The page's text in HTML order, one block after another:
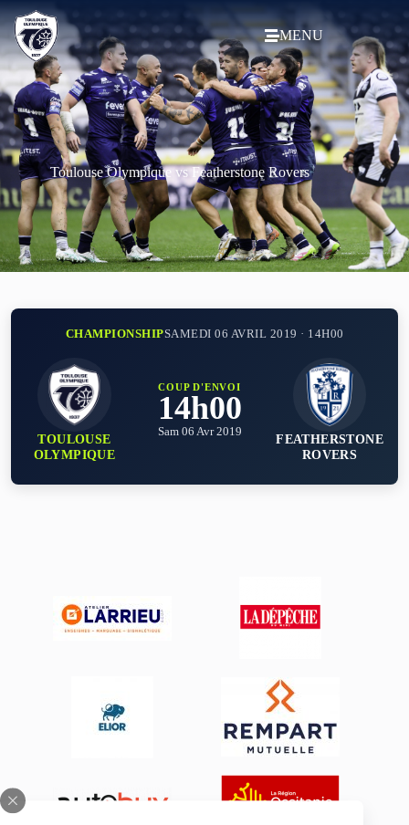
MENU
Toulouse Olympique vs Featherstone Rovers
CHAMPIONSHIPSAMEDI 06 AVRIL 2019 · 14H00
TOULOUSE
OLYMPIQUE
COUP D'ENVOI
14h00
Sam 06 Avr 2019
FEATHERSTONE
ROVERS